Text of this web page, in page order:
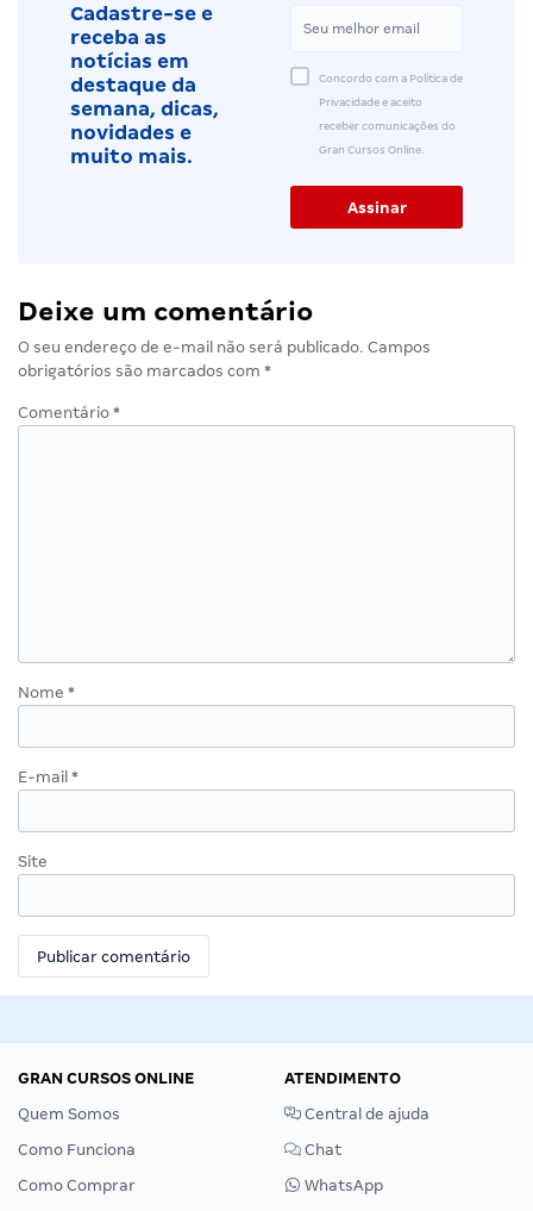
Cadastre-se e
receba as
notícias em
destaque da
semana, dicas,
novidades e
muito mais.
Concordo com a Política de
Privacidade e aceito
receber comunicações do
Gran Cursos Online.
Deixe um comentário
O seu endereço de e-mail não será publicado. Campos
obrigatórios são marcados com *
Comentário *
Nome *
E-mail *
Site
GRAN CURSOS ONLINE
Quem Somos
Como Funciona
Como Comprar
ATENDIMENTO
Central de ajuda
Chat
WhatsApp